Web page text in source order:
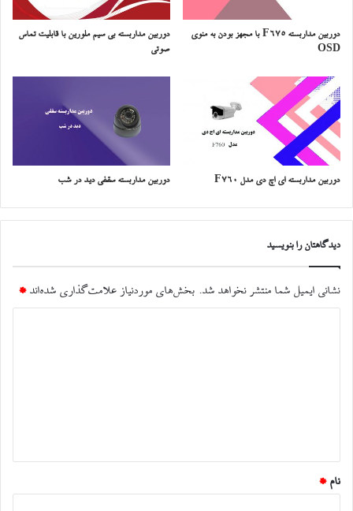
دوربین مداربسته F675 با مجهز بودن به منوی
OSD
دوربین مداربسته بی سیم ملورین با قابلیت تماس
صوتی
دوربین مداربسته ای اچ دی مدل F760 دوربین مداربسته سقفی دید در شب
دیدگاهتان را بنویسید
نشانی ایمیل شما منتشر نخواهد شد. بخش‌های موردنیاز علامت‌گذاری شده‌اند *
*
نام *